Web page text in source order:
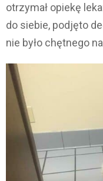
otrzymał opiekę
do siebie, podjęto
nie było chętnego